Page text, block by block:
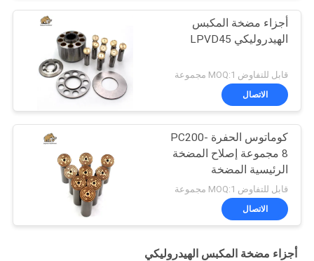
أجزاء مضخة المكبس
الهيدروليكي LPVD45
قابل للتفاوض MOQ:1 مجموعة
الاتصال
كوماتوس الحفرة PC200-
8 مجموعة إصلاح المضخة
الرئيسية المضخة
الهيدروليكية جزء مضخة
البستون صيانة خدمات
إصلاح
قابل للتفاوض MOQ:1 مجموعة
الاتصال
أجزاء مضخة المكبس الهيدروليكي